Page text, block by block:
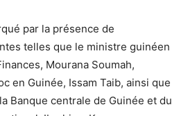
par la présence de
telles que le ministre guinéen
Mourana Soumah,
en Guinée, Issam Taib, ainsi que
Banque centrale de Guinée et du